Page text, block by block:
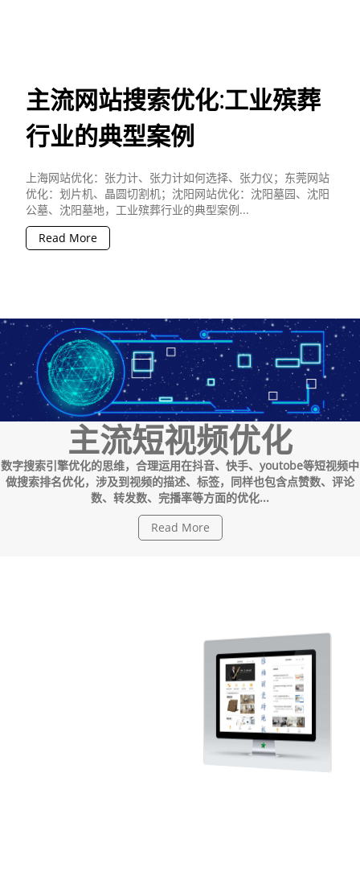
主流网站搜索优化:工业殡葬
行业的典型案例
上海网站优化：张力计、张力计如何选择、张力仪；东莞网站
优化：划片机、晶圆切割机；沈阳网站优化：沈阳墓园、沈阳
公墓、沈阳墓地，工业殡葬行业的典型案例...
Read More
主流短视频优化
数字搜索引擎优化的思维，合理运用在抖音、快手、youtobe等短视频中
做搜索排名优化，涉及到视频的描述、标签，同样也包含点赞数、评论
数、转发数、完播率等方面的优化...
Read More